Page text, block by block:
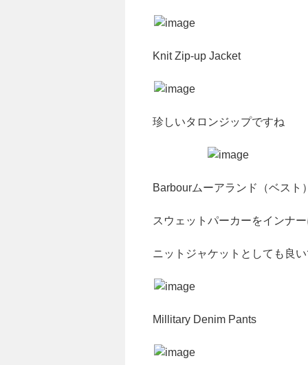
Knit Zip-up Jacket
珍しいタロンジップですね
Barbourムーアランド（ベスト
スウェットパーカーをインナー
ニットジャケットとしても良い
Millitary Denim Pants